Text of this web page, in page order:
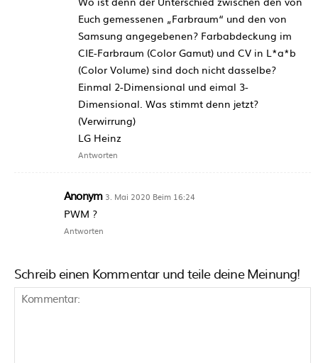
Euch gemessenen „Farbraum“ und den von
Samsung angegebenen? Farbabdeckung im
CIE-Farbraum (Color Gamut) und CV in L*a*b
(Color Volume) sind doch nicht dasselbe?
Einmal 2-Dimensional und eimal 3-
Dimensional. Was stimmt denn jetzt?
(Verwirrung)
LG Heinz
Antworten
Anonym 3. Mai 2020 Beim 16:24
PWM ?
Antworten
Schreib einen Kommentar und teile deine Meinung!